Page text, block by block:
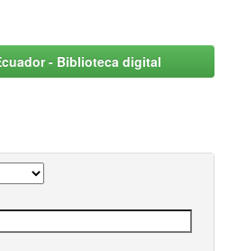
- Biblioteca digital